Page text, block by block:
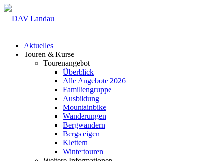
Aktuelles
Touren & Kurse
Tourenangebot
Überblick
Alle Angebote 2026
Familiengruppe
Ausbildung
Mountainbike
Wanderungen
Bergwandern
Bergsteigen
Klettern
Wintertouren